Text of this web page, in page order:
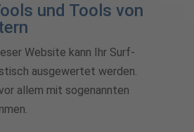
und Tools von
Website kann Ihr Surf-
ausgewertet werden.
allem mit sogenannten